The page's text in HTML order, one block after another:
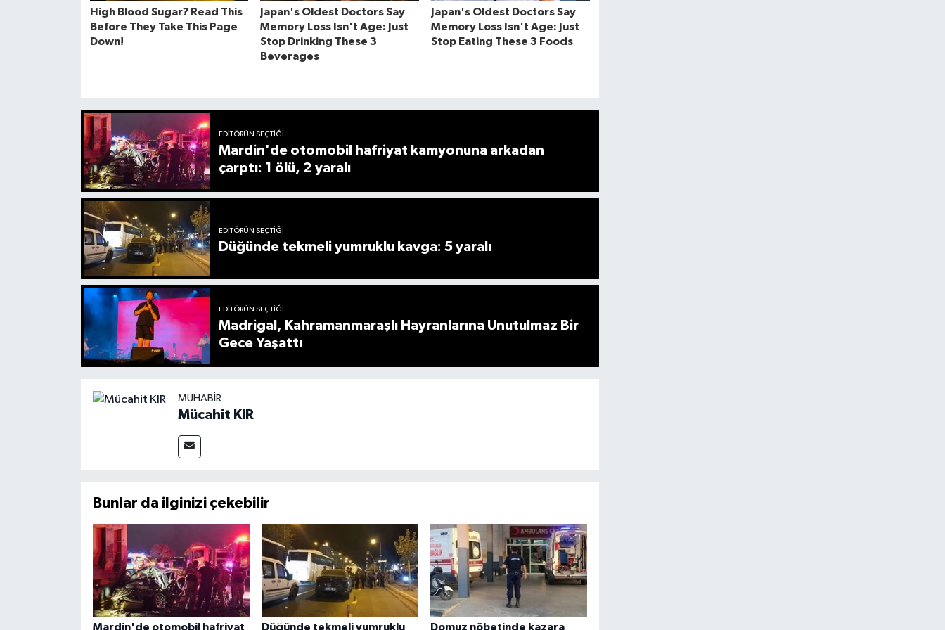
EDITÖRÜN SEÇTIĞI
Mardin'de otomobil hafriyat kamyonuna arkadan
çarptı: 1 ölü, 2 yaralı
EDITÖRÜN SEÇTIĞI
Düğünde tekmeli yumruklu kavga: 5 yaralı
EDITÖRÜN SEÇTIĞI
Madrigal, Kahramanmaraşlı Hayranlarına Unutulmaz Bir
Gece Yaşattı
MUHABIR
Mücahit KIR
Bunlar da ilginizi çekebilir
Mardin'de otomobil hafriyat Düğünde tekmeli yumruklu Domuz nöbetinde kazara